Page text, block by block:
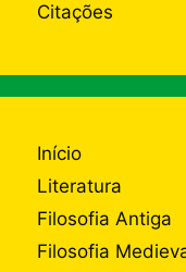
Citações
Início
Literatura
Filosofia Antiga
Filosofia